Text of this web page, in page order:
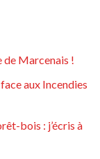
de Marcenais !
aux Incendies
bois : j’écris à